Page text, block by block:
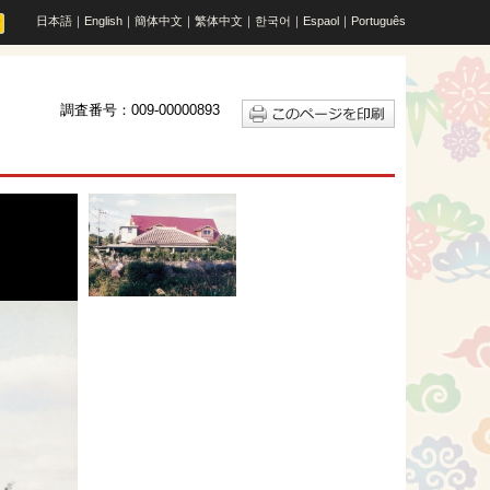
日本語 ｜ English ｜ 簡体中文 ｜ 繁体中文 ｜ 한국어 ｜ Espaol ｜ Português
調査番号：009-00000893